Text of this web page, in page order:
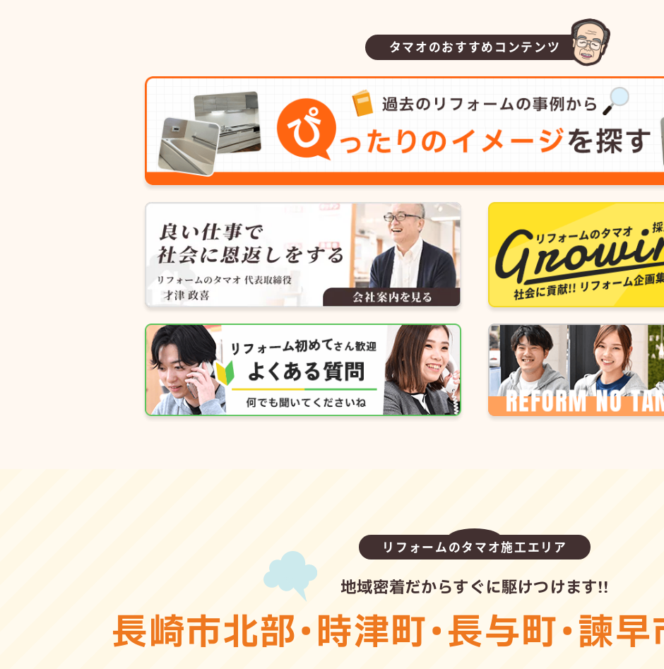
タマオのおすすめコンテンツ
リフォームのタマオ施工エリア
地域密着だからすぐに駆けつけます!!
長崎市北部・時津町・長与町・諫早